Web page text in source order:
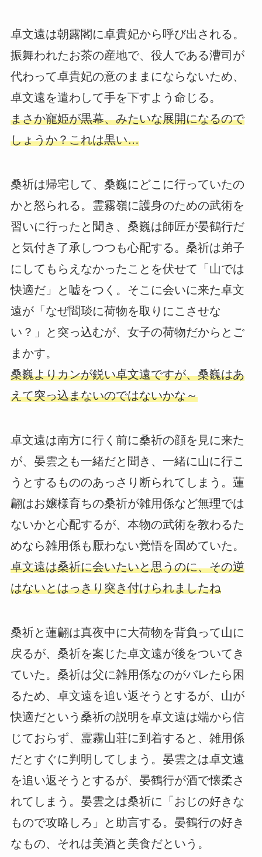
卓文遠は朝露閣に卓貴妃から呼び出される。
振舞われたお茶の産地で、役人である漕司が
代わって卓貴妃の意のままにならないため、
卓文遠を遣わして手を下すよう命じる。
まさか寵姫が黒幕、みたいな展開になるので
しょうか？これは黒い…
桑祈は帰宅して、桑巍にどこに行っていたの
かと怒られる。霊霧嶺に護身のための武術を
習いに行ったと聞き、桑巍は師匠が晏鶴行だ
と気付き了承しつつも心配する。桑祈は弟子
にしてもらえなかったことを伏せて「山では
快適だ」と嘘をつく。そこに会いに来た卓文
遠が「なぜ閻琰に荷物を取りにこさせな
い？」と突っ込むが、女子の荷物だからとご
まかす。
桑巍よりカンが鋭い卓文遠ですが、桑巍はあ
えて突っ込まないのではないかな～
卓文遠は南方に行く前に桑祈の顔を見に来た
が、晏雲之も一緒だと聞き、一緒に山に行こ
うとするもののあっさり断られてしまう。蓮
翩はお嬢様育ちの桑祈が雑用係など無理では
ないかと心配するが、本物の武術を教わるた
めなら雑用係も厭わない覚悟を固めていた。
卓文遠は桑祈に会いたいと思うのに、その逆
はないとはっきり突き付けられましたね
桑祈と蓮翩は真夜中に大荷物を背負って山に
戻るが、桑祈を案じた卓文遠が後をついてき
ていた。桑祈は父に雑用係なのがバレたら困
るため、卓文遠を追い返そうとするが、山が
快適だという桑祈の説明を卓文遠は端から信
じておらず、霊霧山荘に到着すると、雑用係
だとすぐに判明してしまう。晏雲之は卓文遠
を追い返そうとするが、晏鶴行が酒で懐柔さ
れてしまう。晏雲之は桑祈に「おじの好きな
もので攻略しろ」と助言する。晏鶴行の好き
なもの、それは美酒と美食だという。